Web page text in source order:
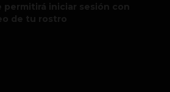
permitirá iniciar sesión con
de tu rostro